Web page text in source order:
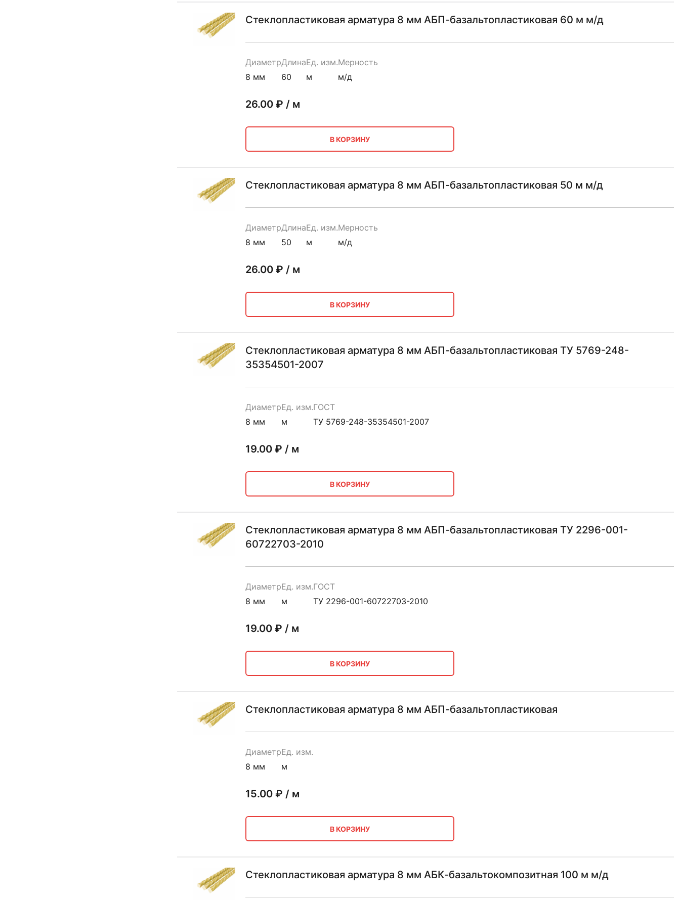
Стеклопластиковая арматура 8 мм АБП-базальтопластиковая 60 м м/д
Диаметр
8 мм
Длина
60
Ед. изм.
м
Мерность
м/д
26.00₽ / м
В КОРЗИНУ
Стеклопластиковая арматура 8 мм АБП-базальтопластиковая 50 м м/д
Диаметр
8 мм
Длина
50
Ед. изм.
м
Мерность
м/д
26.00₽ / м
В КОРЗИНУ
Стеклопластиковая арматура 8 мм АБП-базальтопластиковая ТУ 5769-248-
35354501-2007
Диаметр
8 мм
Ед. изм.
м
ГОСТ
ТУ 5769-248-35354501-2007
19.00₽ / м
В КОРЗИНУ
Стеклопластиковая арматура 8 мм АБП-базальтопластиковая ТУ 2296-001-
60722703-2010
Диаметр
8 мм
Ед. изм.
м
ГОСТ
ТУ 2296-001-60722703-2010
19.00₽ / м
В КОРЗИНУ
Стеклопластиковая арматура 8 мм АБП-базальтопластиковая
Диаметр
8 мм
Ед. изм.
м
15.00₽ / м
В КОРЗИНУ
Стеклопластиковая арматура 8 мм АБК-базальтокомпозитная 100 м м/д